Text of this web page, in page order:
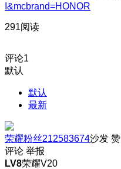
I&mcbrand=HONOR
291阅读
评论1
默认
默认
最新
荣耀粉丝212583674沙发 赞
评论 举报
LV8荣耀V20